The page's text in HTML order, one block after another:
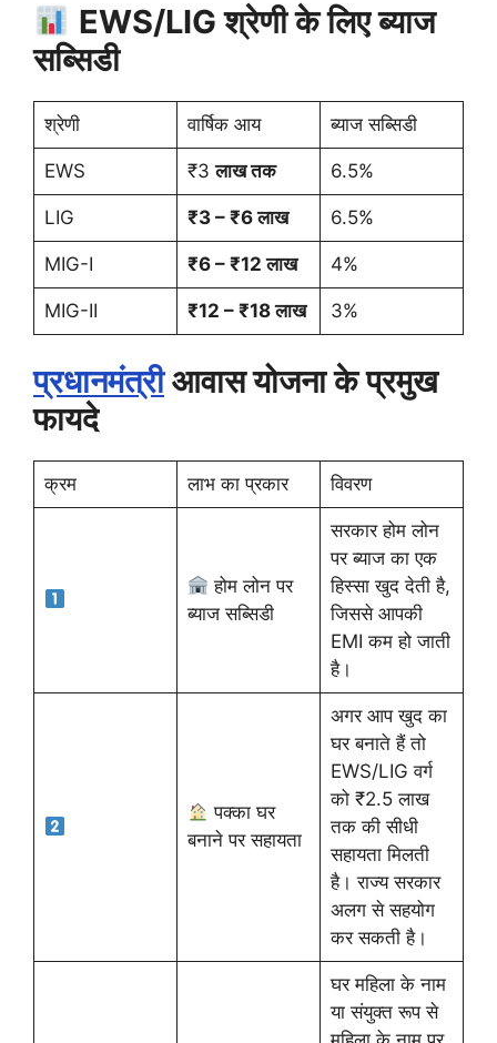
EWS/LIG श्रेणी के लिए ब्याज
सब्सिडी
श्रेणी वार्षिक आय ब्याज सब्सिडी
EWS ₹3लाख तक 6.5%
LIG ₹3 – ₹6 लाख 6.5%
MIG-I ₹6 – ₹12 लाख 4%
MIG-II ₹12 – ₹18 लाख 3%
प्रधानमंत्रीआवास योजना के प्रमुख
फायदे
क्रम लाभ का प्रकार विवरण
होम लोन पर
ब्याज सब्सिडी
सरकार होम लोन
पर ब्याज का एक
हिस्सा खुद देती है,
जिससे आपकी
EMI कम हो जाती
है।
पक्का घर
बनाने पर सहायता
अगर आप खुद का
घर बनाते हैं तो
EWS/LIG वर्ग
को ₹2.5 लाख
तक की सीधी
सहायता मिलती
है। राज्य सरकार
अलग से सहयोग
कर सकती है।
घर महिला के नाम
या संयुक्त रूप से